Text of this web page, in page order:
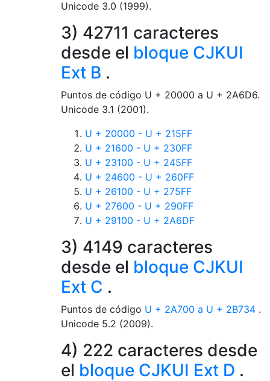
Unicode 3.0 (1999).
3) 42711 caracteres
desde el bloque CJKUI
Ext B .
Puntos de código U + 20000 a U + 2A6D6.
Unicode 3.1 (2001).
U + 20000 - U + 215FF
U + 21600 - U + 230FF
U + 23100 - U + 245FF
U + 24600 - U + 260FF
U + 26100 - U + 275FF
U + 27600 - U + 290FF
U + 29100 - U + 2A6DF
3) 4149 caracteres
desde el bloque CJKUI
Ext C .
Puntos de código U + 2A700 a U + 2B734 .
Unicode 5.2 (2009).
4) 222 caracteres desde
el bloque CJKUI Ext D .